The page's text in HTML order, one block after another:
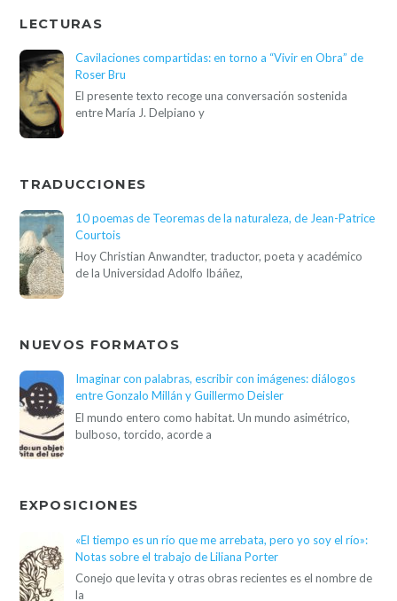
LECTURAS
Cavilaciones compartidas: en torno a “Vivir en Obra” de
Roser Bru
El presente texto recoge una conversación sostenida
entre María J. Delpiano y
TRADUCCIONES
10 poemas de Teoremas de la naturaleza, de Jean-Patrice
Courtois
Hoy Christian Anwandter, traductor, poeta y académico
de la Universidad Adolfo Ibáñez,
NUEVOS FORMATOS
Imaginar con palabras, escribir con imágenes: diálogos
entre Gonzalo Millán y Guillermo Deisler
El mundo entero como habitat. Un mundo asimétrico,
bulboso, torcido, acorde a
EXPOSICIONES
«El tiempo es un río que me arrebata, pero yo soy el río»:
Notas sobre el trabajo de Liliana Porter
Conejo que levita y otras obras recientes es el nombre de
la